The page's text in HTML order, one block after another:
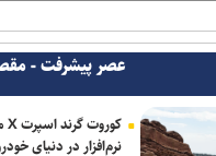
عصر پیشرفت -
نرم‌افزار در دنیای